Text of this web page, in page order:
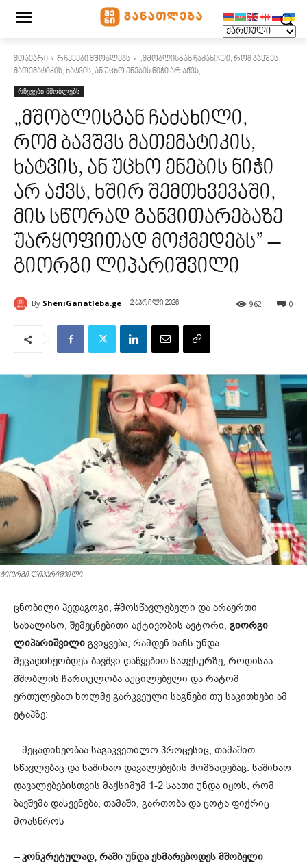
მთავარი რჩევები მშობლებს
„მშობლისგან ჩაძახილი, რომ ბავშვს
მათემატიკის, ხატვის, ან უცხო ენების ნიჭი არ აქვს,...
რჩევები მშობლებს
„მშობლისგან ჩაძახილი,
რომ ბავშვს მათემატიკის,
ხატვის, ან უცხო ენების ნიჭი
არ აქვს, ხშირ შემთხვევაში,
მის სწორად განვითარებაზე
უარყოფითად მოქმედებს” –
გიორგი ლიპარიშვილი
By SheniGanatleba.ge 2 აპრილი 2026 0
962
გიორგი ლიპარიშვილი
ცნობილი პედაგოგი, #მოსწავლებელი და არაერთი
სახალისო, შემეცნებითი აქტივობის ავტორი, გიორგი
ლიპარიშვილი გვიყვება, რამდენ ხანს უნდა
მეცადინეობდეს ბავშვი დაწყებით საფეხურზე, როდისაა
მშობლის ჩართულობა აუცილებელი და რატომ
ერთულებათ ხოლმე გარკვეული საგნები თუ საკითხები ამ
ეტაპზე:
– მეცადინეობაა საგაკვეთილო პროცესიც, თამაშით
სწავლებაც და საშინაო დავალებების მომზადებაც. საშინაო
დავალებებისთვის მაქსიმუმ 1-2 საათი უნდა იყოს, რომ
ბავშვმა დასვენება, თამაში, გართობა და ცოტა ფიქრიც
მოასწროს
– კონკრეტულად, რაში უნდა ეხმარებოდეს მშობელი